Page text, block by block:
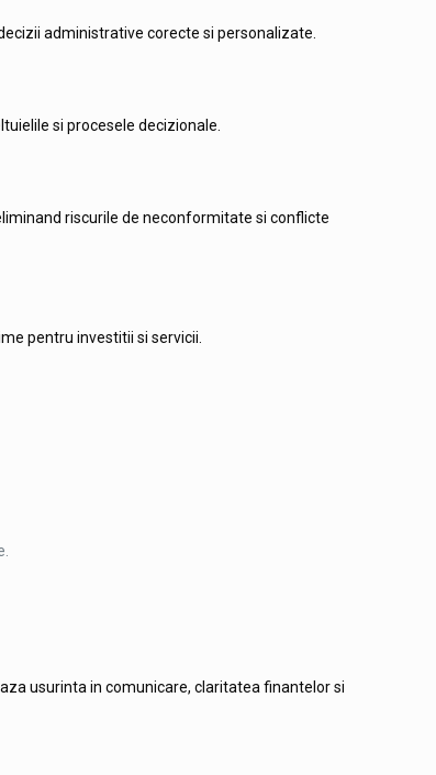
administrative corecte si personalizate.
si procesele decizionale.
riscurile de neconformitate si conflicte
pentru investitii si servicii.
usurinta in comunicare, claritatea finantelor si